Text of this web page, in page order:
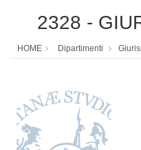
2328 -
HOME Dipartimenti